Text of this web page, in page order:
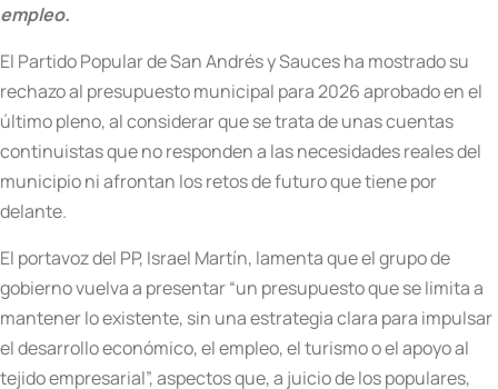
empleo.
El Partido Popular de San Andrés y Sauces ha mostrado su
rechazo al presupuesto municipal para 2026 aprobado en el
último pleno, al considerar que se trata de unas cuentas
continuistas que no responden a las necesidades reales del
municipio ni afrontan los retos de futuro que tiene por
delante.
El portavoz del PP, Israel Martín, lamenta que el grupo de
gobierno vuelva a presentar “un presupuesto que se limita a
mantener lo existente, sin una estrategia clara para impulsar
el desarrollo económico, el empleo, el turismo o el apoyo al
tejido empresarial”, aspectos que, a juicio de los populares,